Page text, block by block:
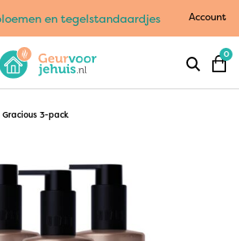
en tegelstandaardjes Account
0
3-pack